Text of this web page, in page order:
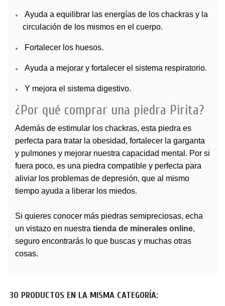
Ayuda a equilibrar las energías de los chackras y la
circulación de los mismos en el cuerpo.
Fortalecer los huesos.
Ayuda a mejorar y fortalecer el sistema respiratorio.
Y mejora el sistema digestivo.
¿Por qué comprar una piedra Pirita?
Además de estimular los chackras, esta piedra es
perfecta para tratar la obesidad, fortalecer la garganta
y pulmones y mejorar nuestra capacidad mental. Por si
fuera poco, es una piedra compatible y perfecta para
aliviar los problemas de depresión, que al mismo
tiempo ayuda a liberar los miedos.
Si quieres conocer más piedras semipreciosas, echa
un vistazo en nuestra tienda de minerales online,
seguro encontrarás lo que buscas y muchas otras
cosas.
30 PRODUCTOS EN LA MISMA CATEGORÍA: